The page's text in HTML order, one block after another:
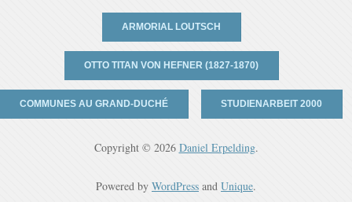
ARMORIAL LOUTSCH
OTTO TITAN VON HEFNER (1827-1870)
COMMUNES AU GRAND-DUCHÉ STUDIENARBEIT 2000
Copyright © 2026 Daniel Erpelding.
Powered by WordPress and Unique.